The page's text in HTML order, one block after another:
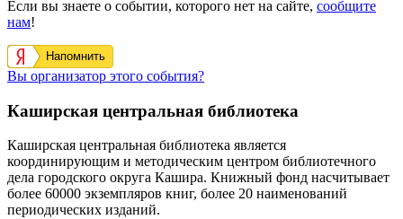
Если вы знаете о событии, которого нет на сайте, сообщите
нам!
Напомнить
Вы организатор этого события?
Каширская центральная библиотека
Каширская центральная библиотека является
координирующим и методическим центром библиотечного
дела городского округа Кашира. Книжный фонд насчитывает
более 60000 экземпляров книг, более 20 наименований
периодических изданий.